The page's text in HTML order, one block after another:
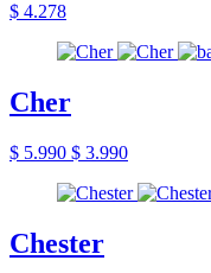
$ 4.278
Cher
$ 5.990 $ 3.990
Chester